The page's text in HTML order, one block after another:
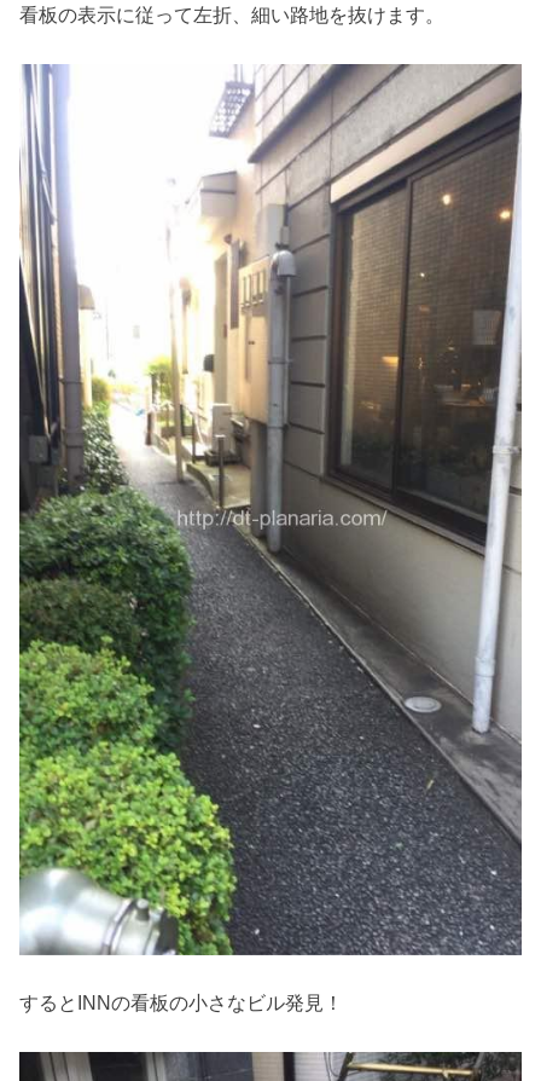
看板の表示に従って左折、細い路地を抜けます。
するとINNの看板の小さなビル発見！